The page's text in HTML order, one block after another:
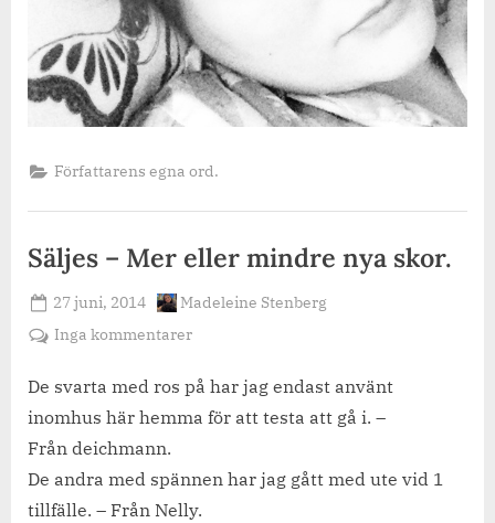
Författarens egna ord.
Säljes – Mer eller mindre nya skor.
Posted
on
27 juni, 2014 By
Madeleine Stenberg
Inga kommentarertill
–
Mer
nya
skor.
De svarta med ros på har jag endast använt
inomhus här hemma för att testa att gå i. –
Från deichmann.
De andra med spännen har jag gått med ute vid 1
tillfälle. – Från Nelly.